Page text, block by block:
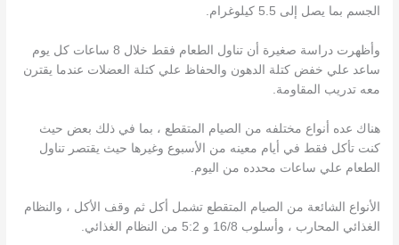
الجسم بما يصل إلى 5.5 كيلوغرام.
وأظهرت دراسة صغيرة أن تناول الطعام فقط خلال 8 ساعات كل يوم
ساعد علي خفض كتلة الدهون والحفاظ علي كتلة العضلات عندما يقترن
معه تدريب المقاومة.
هناك عده أنواع مختلفه من الصيام المتقطع ، بما في ذلك بعض حيث
كنت تأكل فقط في أيام معينه من الأسبوع وغيرها حيث يقتصر تناول
الطعام علي ساعات محدده من اليوم.
الأنواع الشائعة من الصيام المتقطع تشمل أكل ثم وقف الأكل ، والنظام
الغذائي المحارب ، وأسلوب 16/8 و 5:2 من النظام الغذائي.